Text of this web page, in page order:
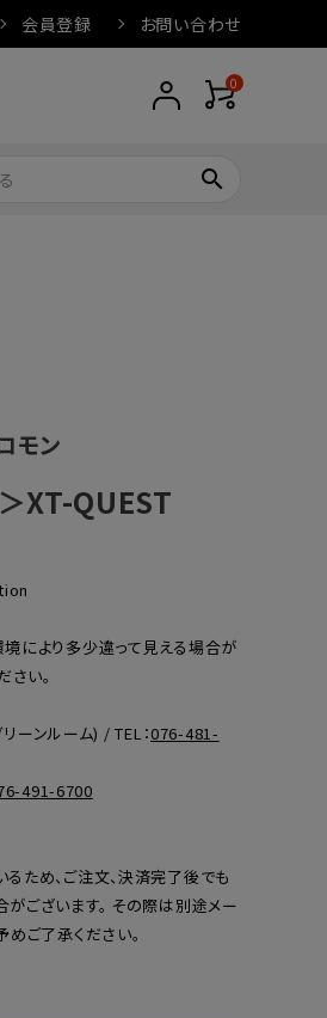
会員登録 お問い合わせ
0
search
モン
XT-QUEST
により多少違って見える場合が
さい。
ーンルーム) / TEL：076-481-
491-6700
ため、ご注文、決済完了後でも
ございます。 その際は別途メー
めご了承ください。